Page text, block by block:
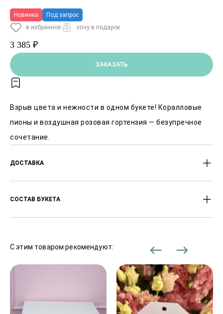
Новинка
Под запрос
в избранное
хочу в подарок
3 385 ₽
ЗАКАЗАТЬ
Взрыв цвета и нежности в одном букете! Коралловые
пионы и воздушная розовая гортензия — безупречное
сочетание.
ДОСТАВКА
Доставляем цветы с 8:00 до 23:00 часов.
района города.
В праздничные дни сроки доставки могут
СОСТАВ БУКЕТА
С этим товаром рекомендуют: